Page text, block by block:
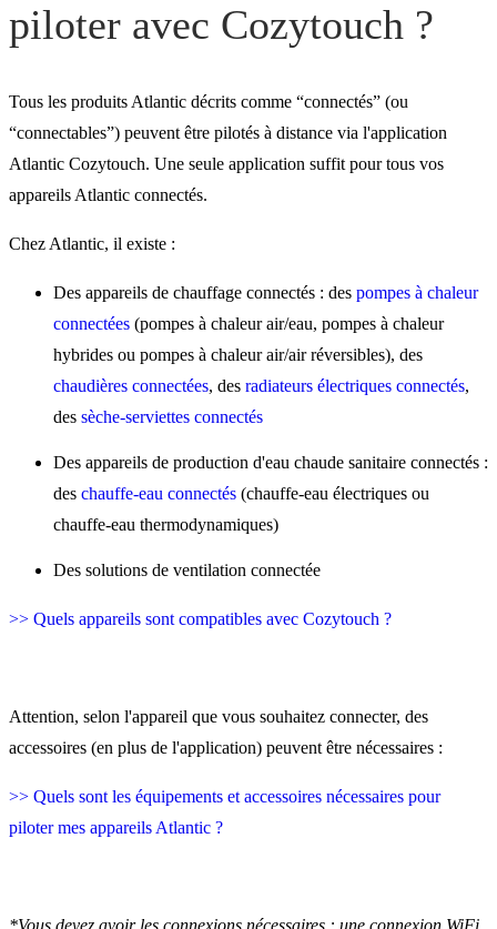
piloter avec Cozytouch ?
Tous les produits Atlantic décrits comme “connectés” (ou
“connectables”) peuvent être pilotés à distance via l'application
Atlantic Cozytouch. Une seule application suffit pour tous vos
appareils Atlantic connectés.
Chez Atlantic, il existe :
Des appareils de chauffage connectés : des pompes à chaleur
connectées (pompes à chaleur air/eau, pompes à chaleur
hybrides ou pompes à chaleur air/air réversibles), des
chaudières connectées, des radiateurs électriques connectés,
des sèche-serviettes connectés
Des appareils de production d'eau chaude sanitaire connectés :
des chauffe-eau connectés (chauffe-eau électriques ou
chauffe-eau thermodynamiques)
Des solutions de ventilation connectée
>> Quels appareils sont compatibles avec Cozytouch ?
Attention, selon l'appareil que vous souhaitez connecter, des
accessoires (en plus de l'application) peuvent être nécessaires :
>> Quels sont les équipements et accessoires nécessaires pour
piloter mes appareils Atlantic ?
*Vous devez avoir les connexions nécessaires : une connexion WiFi